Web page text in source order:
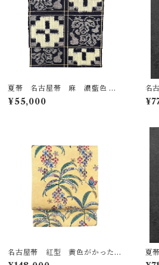
夏帯 名古屋帯 麻 濃藍色 砥
粉色など 十字文とひょうたんな
ど 長さ 369㎝ Q7130
¥55,000
名
っ
さ
名古屋帯 紅型 黄色がかった淡
香色の地 サガリバナ 未使用
夏
綴